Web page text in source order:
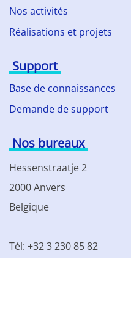
Nos activités
Réalisations et projets
Support
Base de connaissances
Demande de support
Nos bureaux
Hessenstraatje 2
2000 Anvers
Belgique
Tél: +32 3 230 85 82